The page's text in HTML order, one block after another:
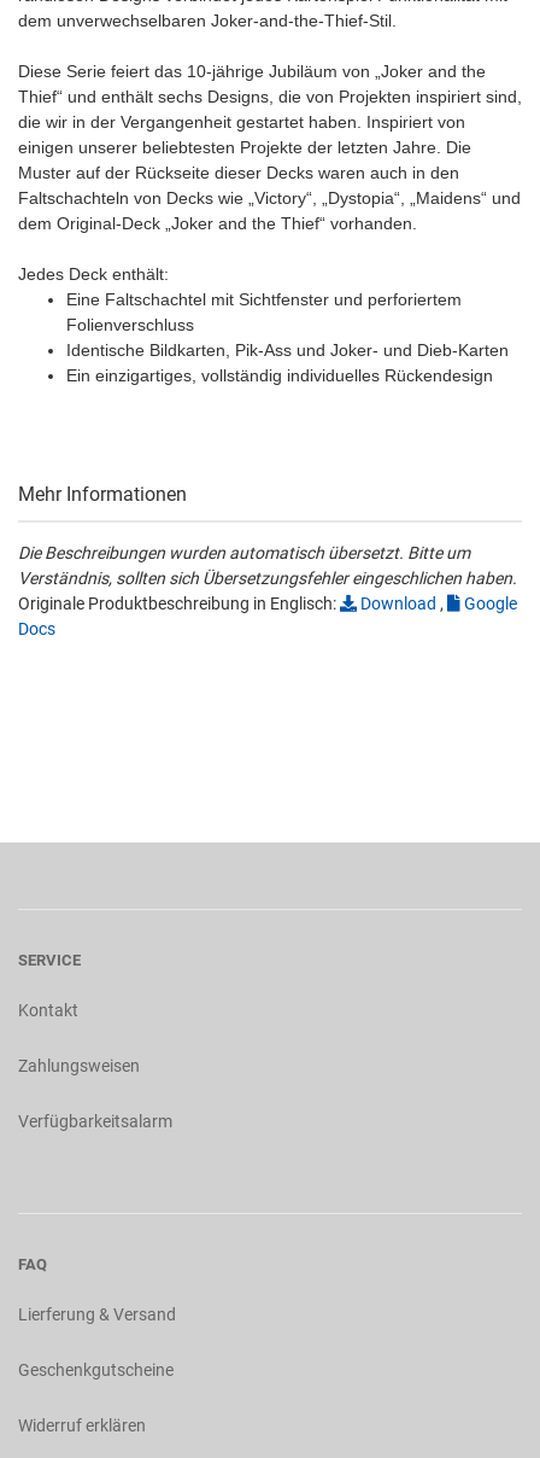
dem unverwechselbaren Joker-and-the-Thief-Stil.
Diese Serie feiert das 10-jährige Jubiläum von „Joker and the
Thief“ und enthält sechs Designs, die von Projekten inspiriert sind,
die wir in der Vergangenheit gestartet haben. Inspiriert von
einigen unserer beliebtesten Projekte der letzten Jahre. Die
Muster auf der Rückseite dieser Decks waren auch in den
Faltschachteln von Decks wie „Victory“, „Dystopia“, „Maidens“ und
dem Original-Deck „Joker and the Thief“ vorhanden.
Jedes Deck enthält:
Eine Faltschachtel mit Sichtfenster und perforiertem
Folienverschluss
Identische Bildkarten, Pik-Ass und Joker- und Dieb-Karten
Ein einzigartiges, vollständig individuelles Rückendesign
Mehr Informationen
Die Beschreibungen wurden automatisch übersetzt. Bitte um
Verständnis, sollten sich Übersetzungsfehler eingeschlichen haben.
Originale Produktbeschreibung in Englisch:
Download ,
Google
Docs
SERVICE
Kontakt
Zahlungsweisen
Verfügbarkeitsalarm
FAQ
Lierferung & Versand
Geschenkgutscheine
Widerruf erklären